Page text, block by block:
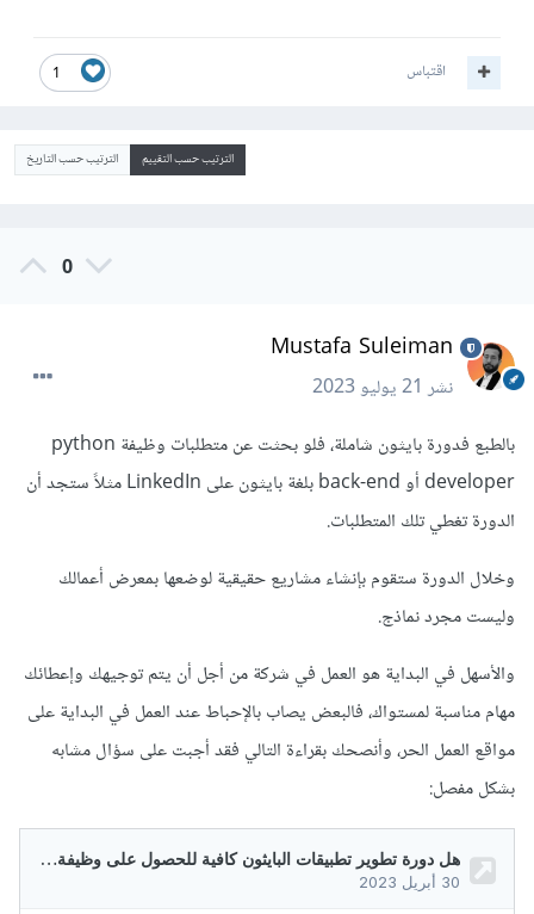
1 اقتباس
الترتيب حسب التقييم الترتيب حسب التاريخ
0
Mustafa Suleiman
نشر21 يوليو 2023
بالطبع فدورة بايثون شاملة، فلو بحثت عن متطلبات وظيفة python
developer أو back-end بلغة بايثون على LinkedIn مثلاً ستجد أن
الدورة تغطي تلك المتطلبات.
وخلال الدورة ستقوم بإنشاء مشاريع حقيقية لوضعها بمعرض أعمالك
وليست مجرد نماذج.
والأسهل في البداية هو العمل في شركة من أجل أن يتم توجيهك وإعطائك
مهام مناسبة لمستواك، فالبعض يصاب بالإحباط عند العمل في البداية على
مواقع العمل الحر، وأنصحك بقراءة التالي فقد أجبت على سؤال مشابه
بشكل مفصل: